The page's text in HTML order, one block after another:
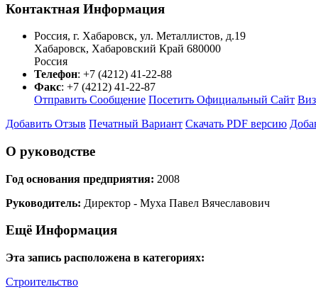
Контактная Информация
Россия, г. Хабаровск, ул. Металлистов, д.19
Хабаровск, Хабаровский Край 680000
Россия
Телефон: +7 (4212) 41-22-88
Факс: +7 (4212) 41-22-87
Отправить Сообщение Посетить Официальный Сайт
Добавить Отзыв Печатный Вариант Скачать PDF версию
О руководстве
Год основания предприятия: 2008
Руководитель: Директор - Муха Павел Вячеславович
Ещё Информация
Эта запись расположена в категориях:
Строительство